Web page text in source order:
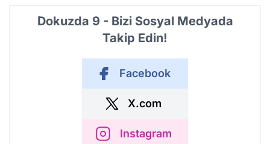
Dokuzda 9 - Bizi Sosyal Medyada
Takip Edin!
Facebook
X.com
Instagram